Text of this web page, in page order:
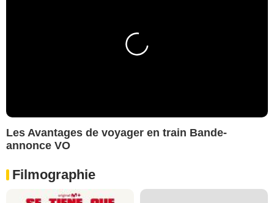
Les Avantages de voyager en train Bande-
annonce VO
Filmographie